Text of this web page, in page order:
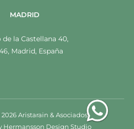
MADRID
de la Castellana 40,
Madrid, España
Aristarain & Asociados
Hermansson Design Studio